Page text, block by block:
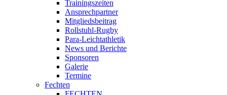
Trainingszeiten
Ansprechpartner
Mitgliedsbeitrag
Rollstuhl-Rugby
Para-Leichtathletik
News und Berichte
Sponsoren
Galerie
Termine
Fechten